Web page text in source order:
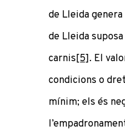
de Lleida
de Lleida
carnis[5]. El
condicions o
mínim; els és